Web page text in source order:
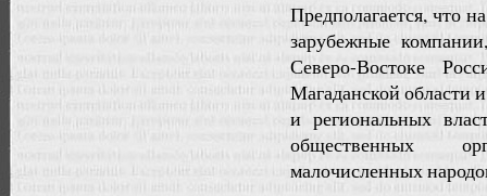
Предполагается, что
зарубежные
Северо-Востоке
Магаданской области
и региональных
общественных
малочисленных